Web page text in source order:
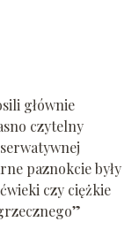
głównie
czytelny
paznokcie były
czy ciężkie